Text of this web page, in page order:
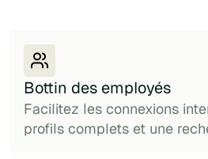
Bottin des employés
Facilitez les connexions
profils complets et une